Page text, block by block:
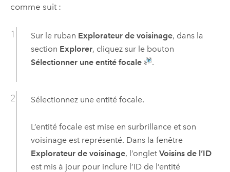
comme suit :
Sur le ruban Explorateur de voisinage, dans la
section Explorer, cliquez sur le bouton
Sélectionner une entité focale
.
Sélectionnez une entité focale.
L’entité focale est mise en surbrillance et son
voisinage est représenté. Dans la fenêtre
Explorateur de voisinage, l’onglet Voisins de l’ID
est mis à jour pour inclure l’ID de l’entité